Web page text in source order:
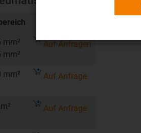
mm²
mm²
Auf Anfragen
mm² Auf Anfrage
Auf Anfrage